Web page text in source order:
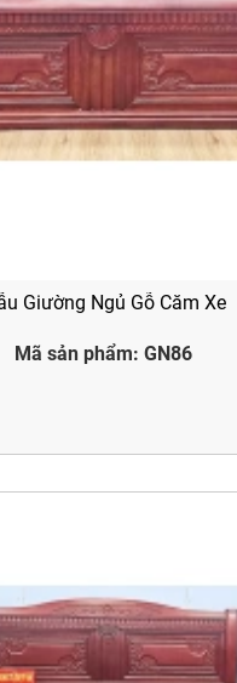
Giường Ngủ Gỗ Căm Xe
Mã sản phẩm: GN86